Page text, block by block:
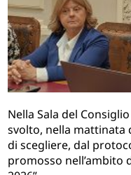
Nella Sala del
svolto, nella mattinata
di scegliere, dal
promosso nell’ambito